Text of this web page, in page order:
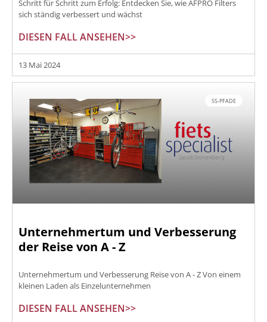
Schritt für Schritt zum Erfolg: Entdecken Sie, wie AFPRO Filters
sich ständig verbessert und wächst
DIESEN FALL ANSEHEN>>
13 Mai 2024
5S-PFADE
Unternehmertum und Verbesserung
der Reise von A - Z
Unternehmertum und Verbesserung Reise von A - Z Von einem
kleinen Laden als Einzelunternehmen
DIESEN FALL ANSEHEN>>